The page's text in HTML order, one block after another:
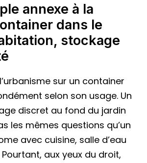
annexe à la
dans le
stockage
sur un container
selon son usage. Un
discret au fond du jardin
les mêmes questions qu’un
avec cuisine, salle d’eau
aux yeux du droit,